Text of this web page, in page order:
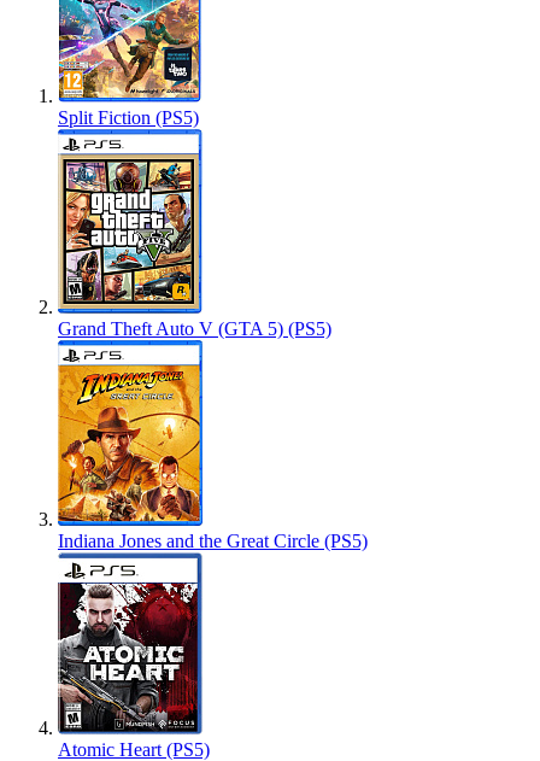
Split Fiction (PS5)
Grand Theft Auto V (GTA 5) (PS5)
Indiana Jones and the Great Circle (PS5)
Atomic Heart (PS5)